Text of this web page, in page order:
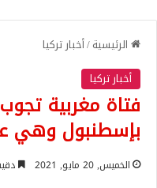
الرئيسية/أخبار تركيا
أخبار تركيا
فتاة مغربية
بإسطنبول وهي
الخميس, 20 مايو, 2021